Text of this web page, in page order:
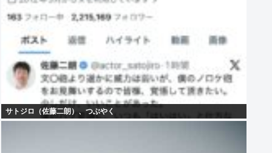
サトジロ（佐藤二朗）、つぶやく